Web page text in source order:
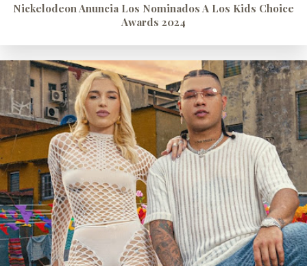
Nickelodeon Anuncia Los Nominados A Los Kids Choice
Awards 2024